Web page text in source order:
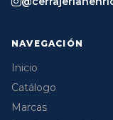
NAVEGACIÓN
Inicio
Catálogo
Marcas